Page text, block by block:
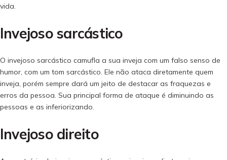
vida.
Invejoso sarcástico
O invejoso sarcástico camufla a sua inveja com um falso senso de
humor, com um tom sarcástico. Ele não ataca diretamente quem
inveja, porém sempre dará um jeito de destacar as fraquezas e
erros da pessoa. Sua principal forma de ataque é diminuindo as
pessoas e as inferiorizando.
Invejoso direito